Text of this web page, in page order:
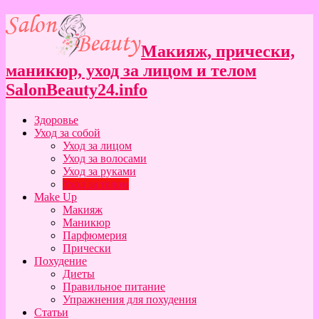
Макияж, прически,
маникюр, уход за лицом и телом
SalonBeauty24.info
Здоровье
Уход за собой
Уход за лицом
Уход за волосами
Уход за руками
Уход за телом
Make Up
Макияж
Маникюр
Парфюмерия
Прически
Похудение
Диеты
Правильное питание
Упражнения для похудения
Статьи